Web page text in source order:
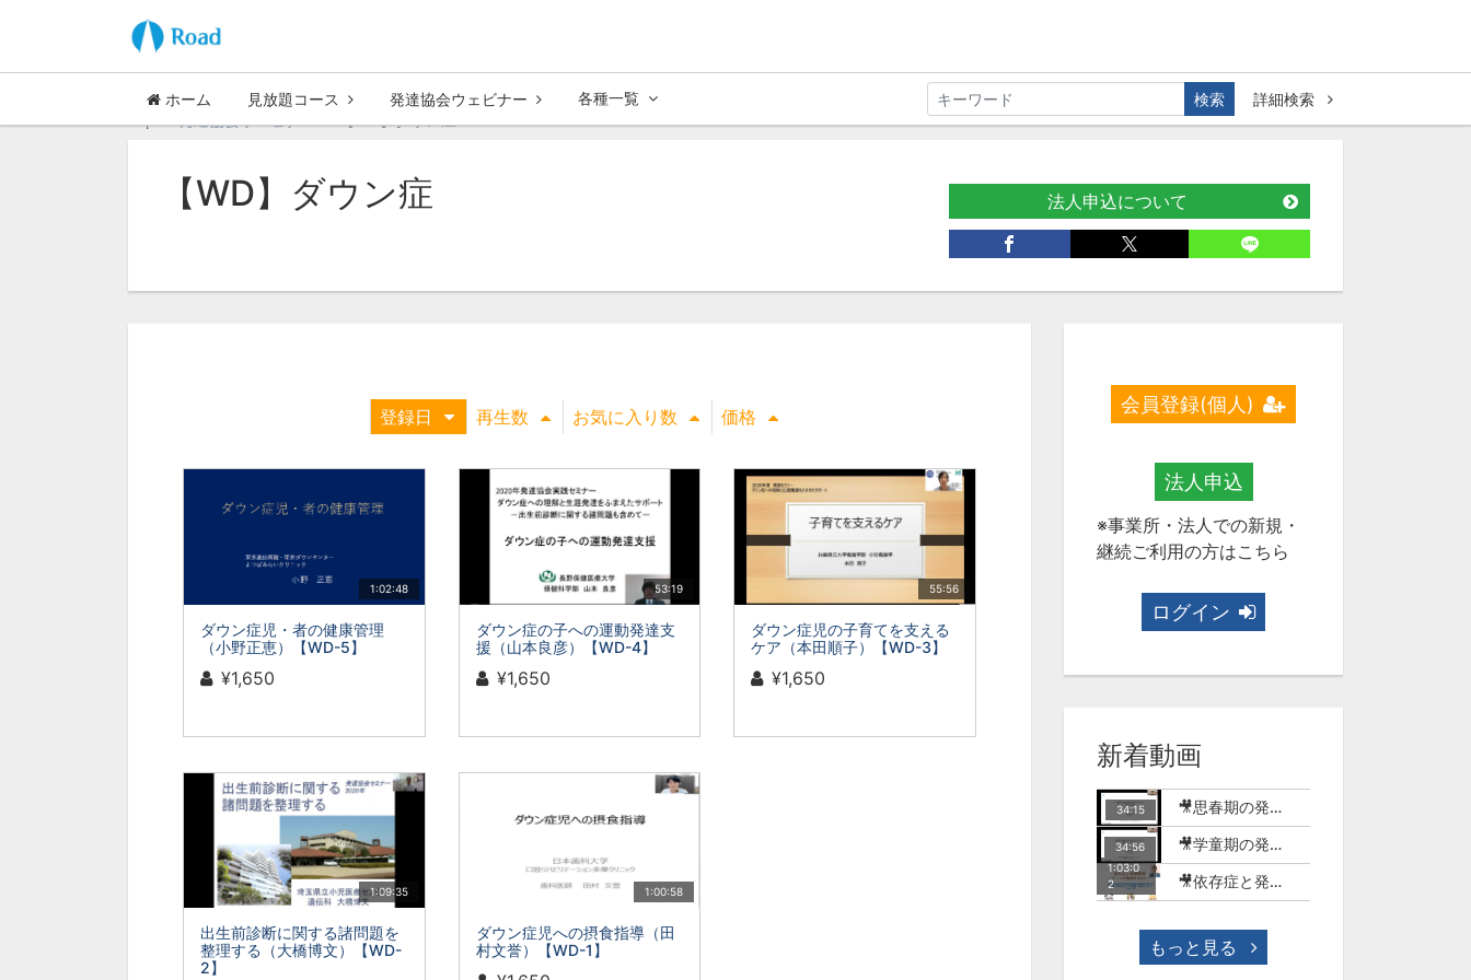
ホーム 見放題コース 発達協会ウェビナー 各種一覧 検索
詳細検索
【WD】ダウン症 法人申込について
登録日 再生数 お気に入り数 価格
1:02:48
ダウン症児・者の健康管理
（小野正恵）【WD-5】
¥1,650
53:19
ダウン症の子への運動発達支
援（山本良彦）【WD-4】
¥1,650
55:56
ダウン症児の子育てを支える
ケア（本田順子）【WD-3】
¥1,650
1:09:35
出生前診断に関する諸問題を
整理する（大橋博文）【WD-
2】
1:00:58
ダウン症児への摂食指導（田
村文誉）【WD-1】
会員登録(個人)
法人申込
※事業所・法人での新規・
継続ご利用の方はこちら
ログイン
新着動画
34:15 🎥思春期の発達障害のある子どもとSNSの世界【MT-18】
34:56 🎥学童期の発達障害のある子どもとSNSやゲームの世界【MT-17】
1:03:0
2
🎥依存症と発達障害-ゲーム行動症を中心に-(今村明)【WME-10】
もっと見る